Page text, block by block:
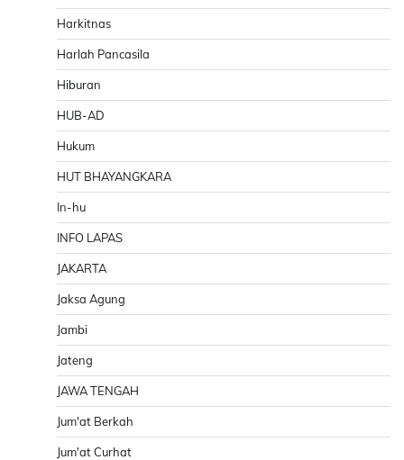
Harkitnas
Harlah Pancasila
Hiburan
HUB-AD
Hukum
HUT BHAYANGKARA
In-hu
INFO LAPAS
JAKARTA
Jaksa Agung
Jambi
Jateng
JAWA TENGAH
Jum'at Berkah
Jum'at Curhat